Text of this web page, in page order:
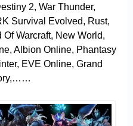
2, War Thunder,
Survival Evolved, Rust,
Warcraft, New World,
Albion Online, Phantasy
EVE Online, Grand